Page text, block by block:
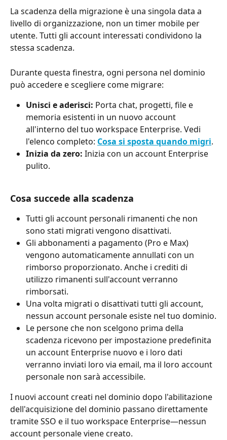
La scadenza della migrazione è una singola data a
livello di organizzazione, non un timer mobile per
utente. Tutti gli account interessati condividono la
stessa scadenza.
Durante questa finestra, ogni persona nel dominio
può accedere e scegliere come migrare:
Unisci e aderisci: Porta chat, progetti, file e
memoria esistenti in un nuovo account
all'interno del tuo workspace Enterprise. Vedi
l'elenco completo: Cosa si sposta quando migri.
Inizia da zero: Inizia con un account Enterprise
pulito.
Cosa succede alla scadenza
Tutti gli account personali rimanenti che non
sono stati migrati vengono disattivati.
Gli abbonamenti a pagamento (Pro e Max)
vengono automaticamente annullati con un
rimborso proporzionato. Anche i crediti di
utilizzo rimanenti sull'account verranno
rimborsati.
Una volta migrati o disattivati tutti gli account,
nessun account personale esiste nel tuo dominio.
Le persone che non scelgono prima della
scadenza ricevono per impostazione predefinita
un account Enterprise nuovo e i loro dati
verranno inviati loro via email, ma il loro account
personale non sarà accessibile.
I nuovi account creati nel dominio dopo l'abilitazione
dell'acquisizione del dominio passano direttamente
tramite SSO e il tuo workspace Enterprise—nessun
account personale viene creato.